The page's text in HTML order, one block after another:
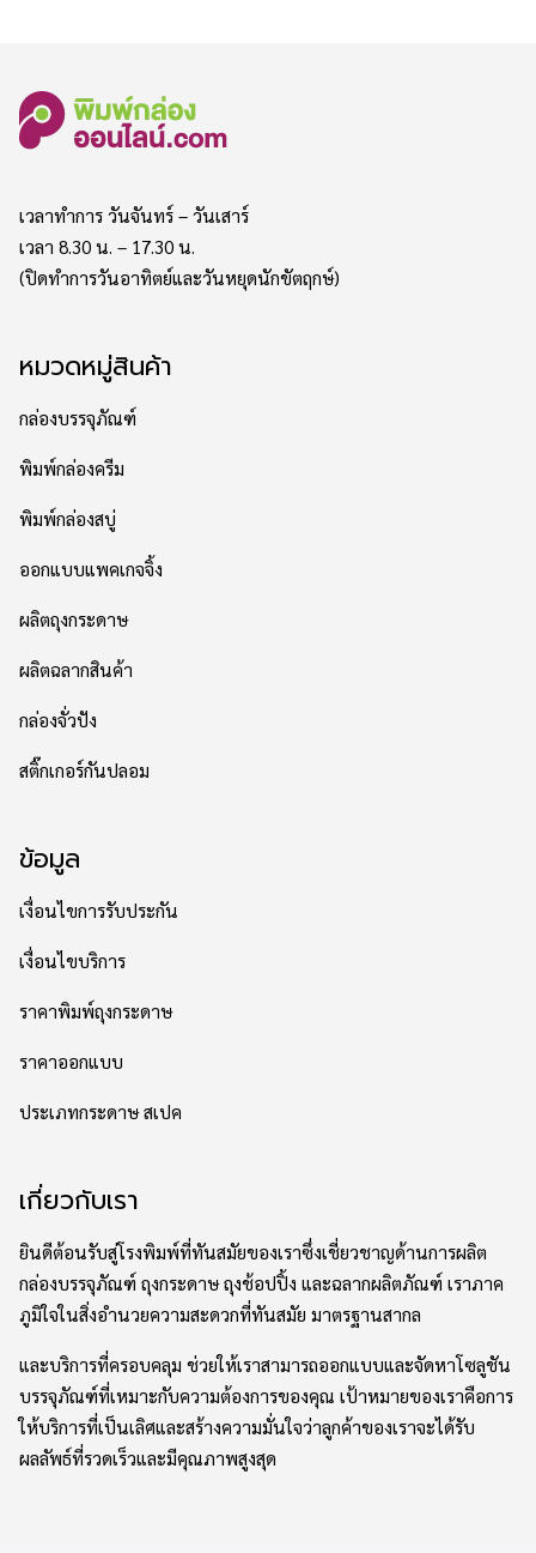
เวลาทำการ วันจันทร์ – วันเสาร์
เวลา 8.30 น. – 17.30 น.
(ปิดทำการวันอาทิตย์และวันหยุดนักขัตฤกษ์)
หมวดหมู่สินค้า
กล่องบรรจุภัณฑ์
พิมพ์กล่องครีม
พิมพ์กล่องสบู่
ออกแบบแพคเกจจิ้ง
ผลิตถุงกระดาษ
ผลิตฉลากสินค้า
กล่องจั่วปัง
สติ๊กเกอร์กันปลอม
ข้อมูล
เงื่อนไขการรับประกัน
เงื่อนไขบริการ
ราคาพิมพ์ถุงกระดาษ
ราคาออกแบบ
ประเภทกระดาษ สเปค
เกี่ยวกับเรา
ยินดีต้อนรับสู่โรงพิมพ์ที่ทันสมัยของเราซึ่งเชี่ยวชาญด้านการผลิต
กล่องบรรจุภัณฑ์ ถุงกระดาษ ถุงช้อปปิ้ง และฉลากผลิตภัณฑ์ เราภาค
ภูมิใจในสิ่งอำนวยความสะดวกที่ทันสมัย มาตรฐานสากล
และบริการที่ครอบคลุม ช่วยให้เราสามารถออกแบบและจัดหาโซลูชัน
บรรจุภัณฑ์ที่เหมาะกับความต้องการของคุณ เป้าหมายของเราคือการ
ให้บริการที่เป็นเลิศและสร้างความมั่นใจว่าลูกค้าของเราจะได้รับ
ผลลัพธ์ที่รวดเร็วและมีคุณภาพสูงสุด